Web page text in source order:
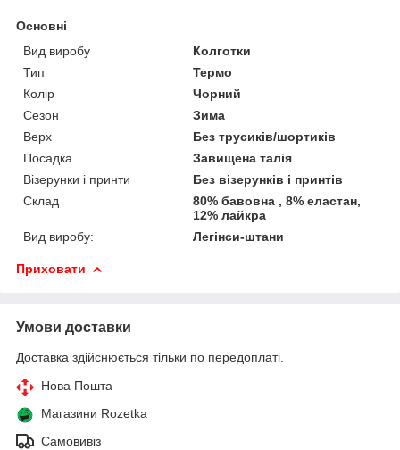
Основні
Вид виробу
Колготки
Тип
Термо
Колір
Чорний
Сезон
Зима
Верх
Без трусиків/шортиків
Посадка
Завищена талія
Візерунки і принти
Без візерунків і принтів
Склад
80% бавовна , 8% еластан,
12% лайкра
Вид виробу:
Легінси-штани
Приховати
Умови доставки
Доставка здійснюється тільки по передоплаті.
Нова Пошта
Магазини Rozetka
Самовивіз